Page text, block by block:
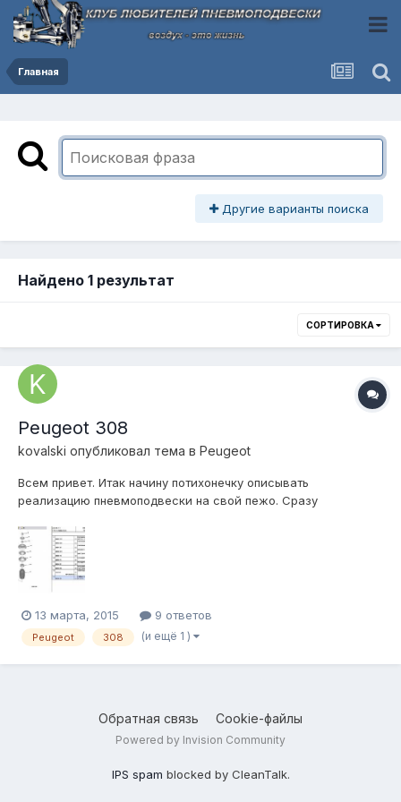
Главная
Другие варианты поиска
Найдено 1 результат
СОРТИРОВКА
Peugeot 308
kovalski опубликовал тема в Peugeot
Всем привет. Итак начину потихонечку описывать
реализацию пневмоподвески на свой пежо. Сразу
хочется )) Задача: ездить относительно низко и комфортно,
на стоянке лечь на пузо, подняться до околостока что бы
проехать на дачу )) Реализация: Т...
13 марта, 2015 9 ответов
Peugeot 308 (и ещё 1 )
Обратная связь Cookie-файлы
Powered by Invision Community
IPS spam blocked by CleanTalk.